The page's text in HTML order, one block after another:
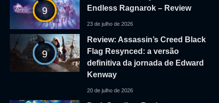
9
Endless Ragnarok – Review
23 de julho de 2026
9
Review: Assassin’s Creed Black
Flag Resynced: a versão
definitiva da jornada de Edward
Kenway
20 de julho de 2026